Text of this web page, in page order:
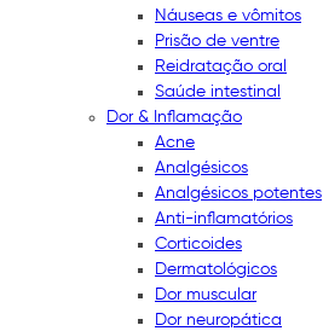
Náuseas e vômitos
Prisão de ventre
Reidratação oral
Saúde intestinal
Dor & Inflamação
Acne
Analgésicos
Analgésicos potentes
Anti-inflamatórios
Corticoides
Dermatológicos
Dor muscular
Dor neuropática